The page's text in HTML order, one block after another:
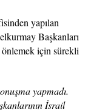
yapılan
Başkanları
önlemek için sürekli
yapmadı.
İsrail